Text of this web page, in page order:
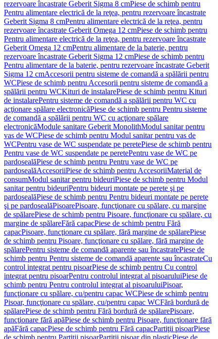
rezervoare încastrate Geberit Sigma 8 cmPiese de schimb pentru
Pentru alimentare electrică de la reţea, pentru rezervoare încastrate
Geberit Sigma 8 cmPentru alimentare electrică de la reţea, pentru
rezervoare încastrate Geberit Omega 12 cmPiese de schimb pentru
Pentru alimentare electrică de la reţea, pentru rezervoare încastrate
Geberit Omega 12 cmPentru alimentare de la baterie, pentru
rezervoare încastrate Geberit Sigma 12 cmPiese de schimb pentru
Pentru alimentare de la baterie, pentru rezervoare încastrate Geberit
Sigma 12 cmAccesorii pentru sisteme de comandă a spălării pentru
WCPiese de schimb pentru Accesorii pentru sisteme de comandă a
spălării pentru WCKituri de instalarePiese de schimb pentru Kituri
de instalarePentru sisteme de comandă a spălării pentru WC cu
acţionare spălare electronicăPiese de schimb pentru Pentru sisteme
de comandă a spălării pentru WC cu acţionare spălare
electronicăModule sanitare Geberit MonolithModul sanitar pentru
vas de WCPiese de schimb pentru Modul sanitar pentru vas de
WCPentru vase de WC suspendate pe peretePiese de schimb pentru
Pentru vase de WC suspendate pe peretePentru vase de WC pe
pardosealăPiese de schimb pentru Pentru vase de WC pe
pardosealăAccesoriiPiese de schimb pentru AccesoriiMaterial de
consumModul sanitar pentru bideuriPiese de schimb pentru Modul
sanitar pentru bideuriPentru bideuri montate pe perete şi pe
pardosealăPiese de schimb pentru Pentru bideuri montate pe perete
şi pe pardosealăPisoarePisoare, funcţionare cu spălare, cu margine
de spălarePiese de schimb pentru Pisoare, funcţionare cu spălare, cu
margine de spălareFără capacPiese de schimb pentru Fără
capacPisoare, funcţionare cu spălare, fără margine de spălarePiese
de schimb pentru Pisoare, funcţionare cu spălare, fără margine de
spălarePentru sisteme de comandă aparente sau încastratePiese de
schimb pentru Pentru sisteme de comandă aparente sau încastrateCu
control integrat pentru pisoarPiese de schimb pentru Cu control
integrat pentru pisoarPentru controlul integrat al pisoaruluiPiese de
schimb pentru Pentru controlul integrat al pisoaruluiPisoar,
funcţionare cu spălare, cu/pentru capac WCPiese de schimb pentru
Pisoar, funcţionare cu spălare, cu/pentru capac WCFără bordură de
spălarePiese de schimb pentru Fără bordură de spălarePisoare,
funcţionare fără apăPiese de schimb pentru Pisoare, funcţionare fără
apăFără capacPiese de schimb pentru Fără capacPartiţii pisoarPiese
de schimb pentru Partiţii pisoarPartiţii pisoar din plasticPiese de